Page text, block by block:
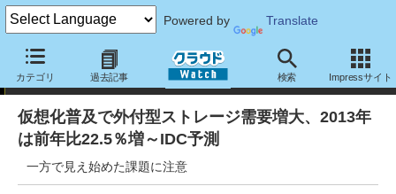
Powered by Translate
カテゴリ 過去記事 検索 Impressサイト
ニュース
仮想化普及で外付型ストレージ需要増大、2013年
は前年比22.5％増～IDC予測
一方で見え始めた課題に注意